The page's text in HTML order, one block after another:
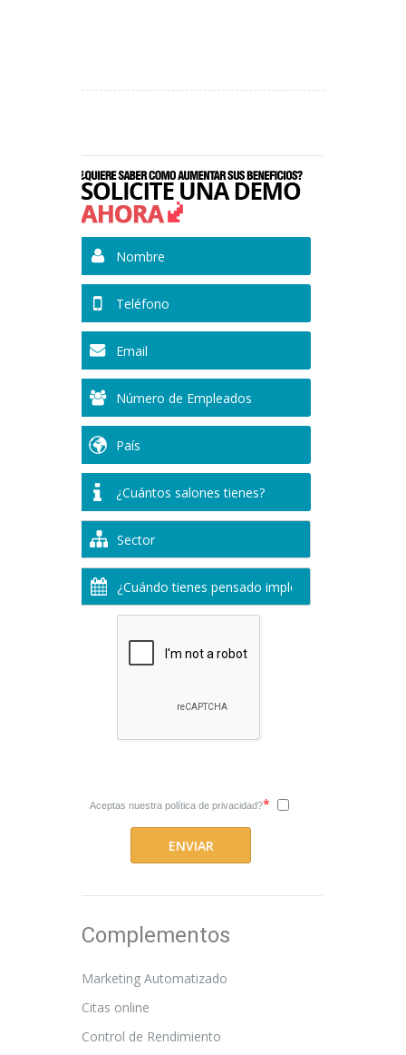
Aceptas nuestrapolítica de privacidad?*
Complementos
Marketing Automatizado
Citas online
Control de Rendimiento